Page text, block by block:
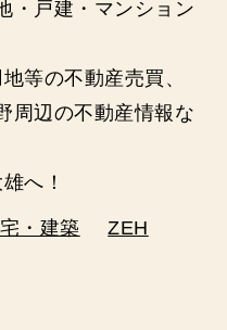
・戸建・マンション
等の不動産売買、
周辺の不動産情報な
へ！
・建築 ZEH